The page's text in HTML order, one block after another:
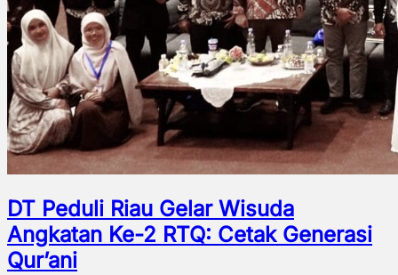
DT Peduli Riau Gelar Wisuda
Angkatan Ke-2 RTQ: Cetak Generasi
Qur’ani